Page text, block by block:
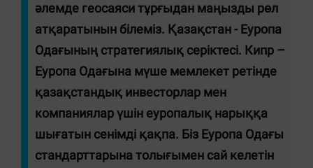
әлемде геосаяси тұрғыдан маңызды рөл
атқаратынын білеміз. Қазақстан - Еуропа
Одағының стратегиялық серіктесі. Кипр –
Еуропа Одағына мүше мемлекет ретінде
қазақстандық инвесторлар мен
компаниялар үшін еуропалық нарыққа
шығатын сенімді қақпа. Біз Еуропа Одағы
стандарттарына толығымен сай келетін